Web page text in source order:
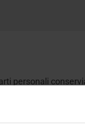
personali
o identificabile;
a un